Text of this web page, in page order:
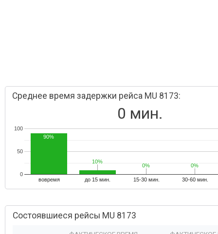
Среднее время задержки рейса MU 8173:
0 мин.
вовремя до 15 мин. 15-30 мин. 30-60 мин.
0
50
100
90%
10%
10%
0%
0% 0%
0%
Состоявшиеся рейсы MU 8173